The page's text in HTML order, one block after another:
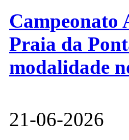
Campeonato
Praia da
modalidade
21-06-2026